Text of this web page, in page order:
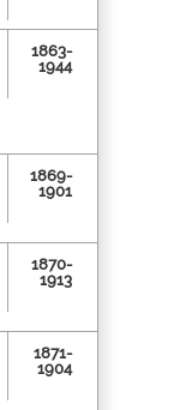
1863-
1944
1869-
1901
1870-
1913
1871-
1904